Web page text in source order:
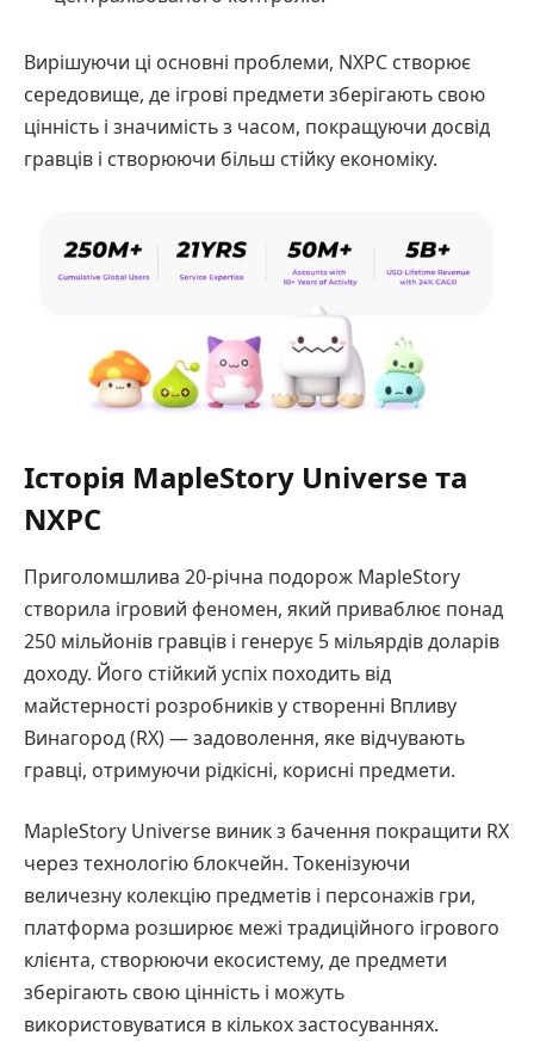
Вирішуючи ці основні проблеми, NXPC створює
середовище, де ігрові предмети зберігають свою
цінність і значимість з часом, покращуючи досвід
гравців і створюючи більш стійку економіку.
Історія MapleStory Universe та
NXPC
Приголомшлива 20-річна подорож MapleStory
створила ігровий феномен, який приваблює понад
250 мільйонів гравців і генерує 5 мільярдів доларів
доходу. Його стійкий успіх походить від
майстерності розробників у створенні Впливу
Винагород (RX) — задоволення, яке відчувають
гравці, отримуючи рідкісні, корисні предмети.
MapleStory Universe виник з бачення покращити RX
через технологію блокчейн. Токенізуючи
величезну колекцію предметів і персонажів гри,
платформа розширює межі традиційного ігрового
клієнта, створюючи екосистему, де предмети
зберігають свою цінність і можуть
використовуватися в кількох застосуваннях.